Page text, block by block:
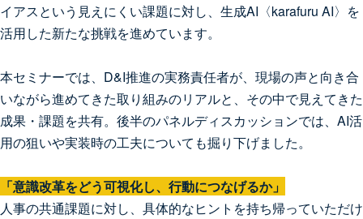
イアスという見えにくい課題に対し、生成AI〈karafuru AI〉を
活用した新たな挑戦を進めています。
本セミナーでは、D&I推進の実務責任者が、現場の声と向き合
いながら進めてきた取り組みのリアルと、その中で見えてきた
成果・課題を共有。後半のパネルディスカッションでは、AI活
用の狙いや実装時の工夫についても掘り下げました。
「意識改革をどう可視化し、行動につなげるか」
人事の共通課題に対し、具体的なヒントを持ち帰っていただけ